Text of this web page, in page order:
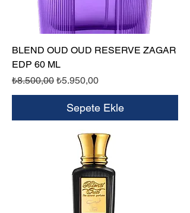
BLEND OUD OUD RESERVE ZAGAR
EDP 60 ML
Normal Fiyat
₺8.500,00 İndirimli Fiyat
₺5.950,00
Sepete Ekle